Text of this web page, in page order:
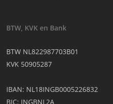
BTW, KVK en Bank
BTW NL822987703B01
KVK 50905287
IBAN: NL18INGB0005226832
BIC: INGBNL2A